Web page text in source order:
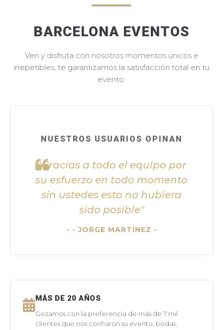
BARCELONA EVENTOS
Ven y disfruta con nosotros momentos únicos e
irrepetibles, te garantizamos la satisfacción total en tu
evento.
NUESTROS USUARIOS OPINAN
"Gracias a todo el equipo por
su esfuerzo en todo momento
sin ustedes esto no hubiera
sido posible"
- JORGE MARTÍNEZ -
MÁS DE 20 AÑOS
Gozamos con la preferencia de más de 7 mil
clientes que nos confiaron su evento, bodas,